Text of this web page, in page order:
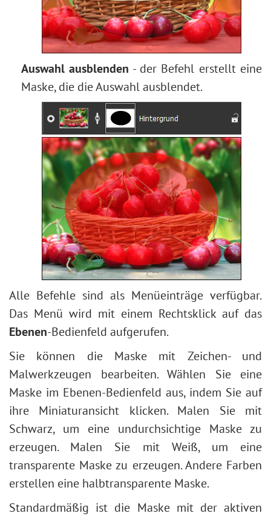
Auswahl ausblenden - der Befehl erstellt eine
Maske, die die Auswahl ausblendet.
Alle Befehle sind als Menüeinträge verfügbar.
Das Menü wird mit einem Rechtsklick auf das
Ebenen-Bedienfeld aufgerufen.
Sie können die Maske mit Zeichen- und
Malwerkzeugen bearbeiten. Wählen Sie eine
Maske im Ebenen-Bedienfeld aus, indem Sie auf
ihre Miniaturansicht klicken. Malen Sie mit
Schwarz, um eine undurchsichtige Maske zu
erzeugen. Malen Sie mit Weiß, um eine
transparente Maske zu erzeugen. Andere Farben
erstellen eine halbtransparente Maske.
Standardmäßig ist die Maske mit der aktiven